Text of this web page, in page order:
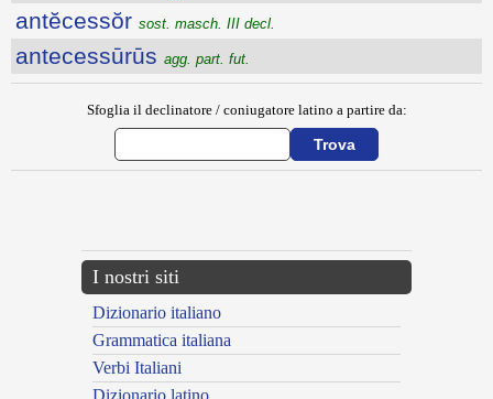
antĕcessŏr sost. masch. III decl.
antecessūrūs agg. part. fut.
Sfoglia il declinatore / coniugatore latino a partire da:
I nostri siti
Dizionario italiano
Grammatica italiana
Verbi Italiani